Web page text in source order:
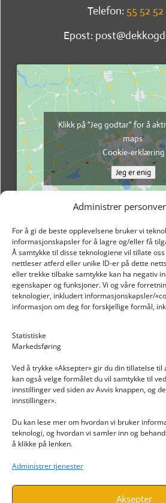
Administrer
For å gi de beste opplevelsene bruker vi
informasjonskapsler for å lagre og/eller få
Å samtykke til disse teknologiene vil tillate
nettleser atferd eller unike ID-er på dette
eller trekke tilbake samtykke kan ha negativ
egenskaper og funksjoner. Vi og våre
teknologier, inkludert informasjonskapsler/
informasjon om deg for forskjellige formål,
Statistiske
Markedsføring
Ved å trykke «Aksepter» gir du din tillatelse
kan også velge formålet du vil samtykke til
innstillinger ved siden av Avvis knappen, og
innstillinger».
Du kan lese mer om hvordan vi bruker
teknologi, og hvordan vi samler inn og
å klikke på lenken.
Administrer tjenester
Aksepter
Telefon: 55 52
Epost:
Klikk på "Jeg godtar" for å
maps
Cookie-erklæring
Jeg er enig
Personvern